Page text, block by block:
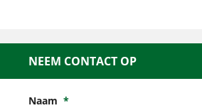
NEEM CONTACT OP
Naam *